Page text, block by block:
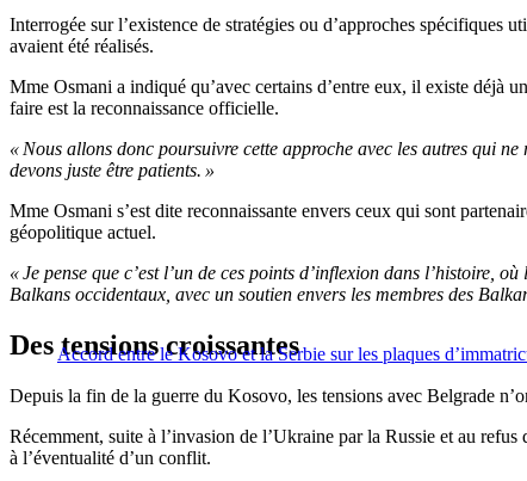
Interrogée sur l’existence de stratégies ou d’approches spécifiques
avaient été réalisés.
Mme Osmani a indiqué qu’avec certains d’entre eux, il existe déjà
faire est la reconnaissance officielle.
« Nous allons donc poursuivre cette approche avec les autres qui
devons juste être patients. »
Mme Osmani s’est dite reconnaissante envers ceux qui sont
géopolitique actuel.
« Je pense que c’est l’un de ces points d’inflexion dans l’histoire,
Balkans occidentaux, avec un soutien envers les membres des
Accord entre le Kosovo et la Serbie sur les plaques
Des tensions croissantes
Depuis la fin de la guerre du Kosovo, les tensions avec Belgrade
Récemment, suite à l’invasion de l’Ukraine par la Russie et au
à l’éventualité d’un conflit.